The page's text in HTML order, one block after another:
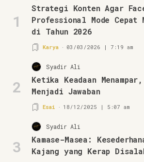
1
Strategi Konten Agar
Professional Mode Cepat
di Tahun 2026
Karya 03/03/2026 | 7:19 am
2
Syadir Ali
Ketika Keadaan
Menjadi Jawaban
Esai 18/12/2025 | 5:07 am
3
Syadir Ali
Kamase-Masea:
Kajang yang Kerap